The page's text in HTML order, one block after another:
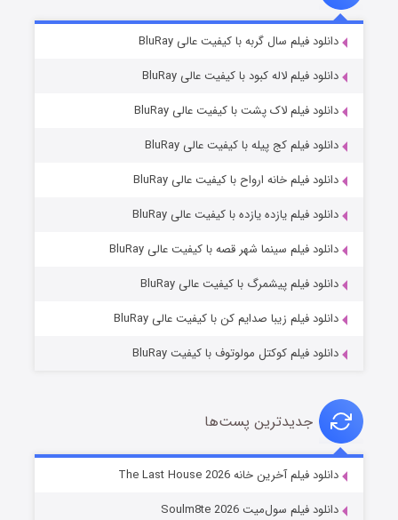
قسمت۷ (زیرنویس) منتشر شد
خاندان اژدها فصل ۳
دانلود فیلم سال گربه با کیفیت عالی BluRay
دانلود فیلم لاله کبود با کیفیت عالی BluRay
دانلود فیلم لاک پشت با کیفیت عالی BluRay
دانلود فیلم کج‌ پیله با کیفیت عالی BluRay
دانلود فیلم خانه ارواح با کیفیت عالی BluRay
دانلود فیلم یازده یازده با کیفیت عالی BluRay
دانلود فیلم سینما شهر قصه با کیفیت عالی BluRay
دانلود فیلم پیشمرگ با کیفیت عالی BluRay
دانلود فیلم زیبا صدایم کن با کیفیت عالی BluRay
دانلود فیلم کوکتل مولوتوف با کیفیت BluRay
جدیدترین پست‌ها
دانلود فیلم آخرین خانه The Last House 2026
دانلود فیلم سول‌میت Soulm8te 2026